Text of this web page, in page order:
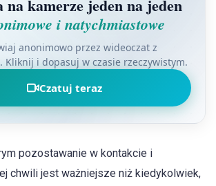
na kamerze jeden na jeden
i natychmiastowe
anonimowo przez wideoczat z
Kliknij i dopasuj w czasie rzeczywistym.
Czatuj teraz
pozostawanie w kontakcie i
chwili jest ważniejsze niż kiedykolwiek,